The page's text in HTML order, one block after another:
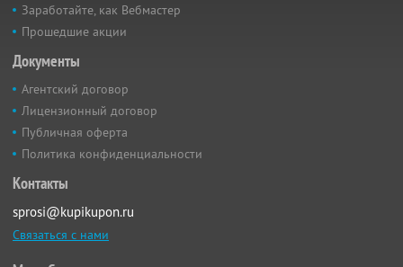
Заработайте, как Вебмастер
Прошедшие акции
Документы
Агентский договор
Лицензионный договор
Публичная оферта
Политика конфиденциальности
Контакты
sprosi@kupikupon.ru
Связаться с нами